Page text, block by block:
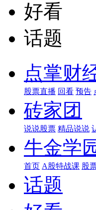
好看
话题
点掌财
股票直播 回看 预告
砖家团
说说股票 精品说说
牛金学
首页 A股特战课 股
话题